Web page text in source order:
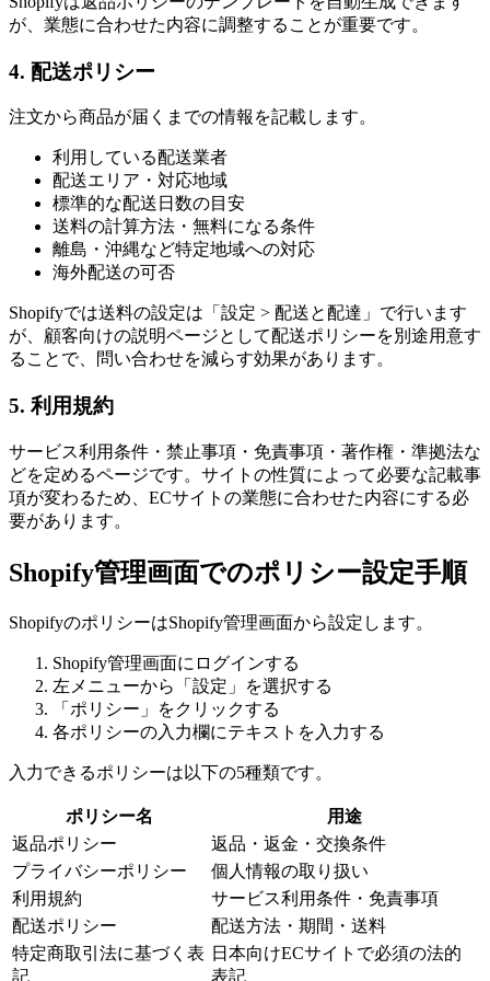
が、業態に合わせた内容に調整することが重要です。
4. 配送ポリシー
注文から商品が届くまでの情報を記載します。
利用している配送業者
配送エリア・対応地域
標準的な配送日数の目安
送料の計算方法・無料になる条件
離島・沖縄など特定地域への対応
海外配送の可否
Shopifyでは送料の設定は「設定 > 配送と配達」で行います
が、顧客向けの説明ページとして配送ポリシーを別途用意す
ることで、問い合わせを減らす効果があります。
5. 利用規約
サービス利用条件・禁止事項・免責事項・著作権・準拠法な
どを定めるページです。サイトの性質によって必要な記載事
項が変わるため、ECサイトの業態に合わせた内容にする必
要があります。
Shopify管理画面でのポリシー設定手順
ShopifyのポリシーはShopify管理画面から設定します。
Shopify管理画面にログインする
左メニューから「設定」を選択する
「ポリシー」をクリックする
各ポリシーの入力欄にテキストを入力する
入力できるポリシーは以下の5種類です。
ポリシー名
用途
返品ポリシー
返品・返金・交換条件
プライバシーポリシー
個人情報の取り扱い
利用規約
サービス利用条件・免責事項
配送ポリシー
配送方法・期間・送料
特定商取引法に基づく表
記
日本向けECサイトで必須の法的
表記